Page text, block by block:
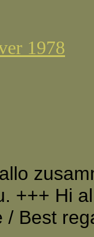
1978
+++ Hi
/ Best